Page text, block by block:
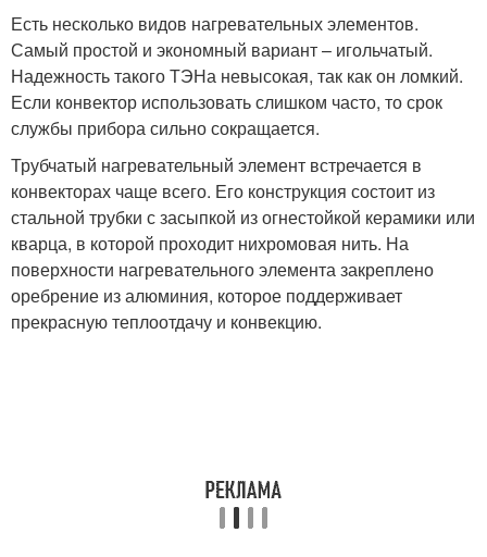
Есть несколько видов нагревательных элементов.
Самый простой и экономный вариант – игольчатый.
Надежность такого ТЭНа невысокая, так как он ломкий.
Если конвектор использовать слишком часто, то срок
службы прибора сильно сокращается.
Трубчатый нагревательный элемент встречается в
конвекторах чаще всего. Его конструкция состоит из
стальной трубки с засыпкой из огнестойкой керамики или
кварца, в которой проходит нихромовая нить. На
поверхности нагревательного элемента закреплено
оребрение из алюминия, которое поддерживает
прекрасную теплоотдачу и конвекцию.